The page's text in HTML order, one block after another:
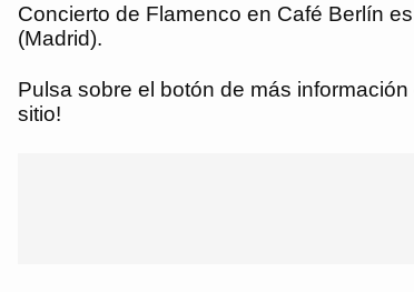
Concierto de Flamenco en Café Berlín
(Madrid).
Pulsa sobre el botón de más
sitio!